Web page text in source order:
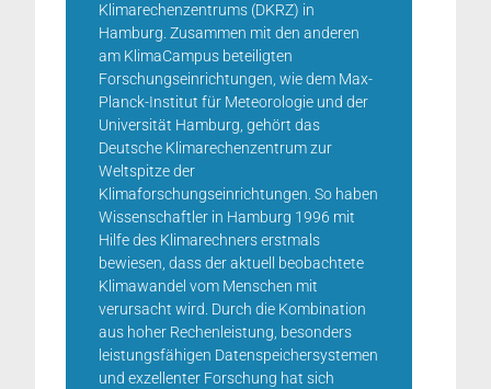
Klimarechenzentrums (DKRZ) in
Hamburg. Zusammen mit den anderen
am KlimaCampus beteiligten
Forschungseinrichtungen, wie dem Max-
Planck-Institut für Meteorologie und der
Universität Hamburg, gehört das
Deutsche Klimarechenzentrum zur
Weltspitze der
Klimaforschungseinrichtungen. So haben
Wissenschaftler in Hamburg 1996 mit
Hilfe des Klimarechners erstmals
bewiesen, dass der aktuell beobachtete
Klimawandel vom Menschen mit
verursacht wird. Durch die Kombination
aus hoher Rechenleistung, besonders
leistungsfähigen Datenspeichersystemen
und exzellenter Forschung hat sich